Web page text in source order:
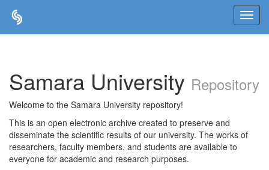
Samara University Repository
Welcome to the Samara University repository!
This is an open electronic archive created to preserve and
disseminate the scientific results of our university. The works of
researchers, faculty members, and students are available to
everyone for academic and research purposes.